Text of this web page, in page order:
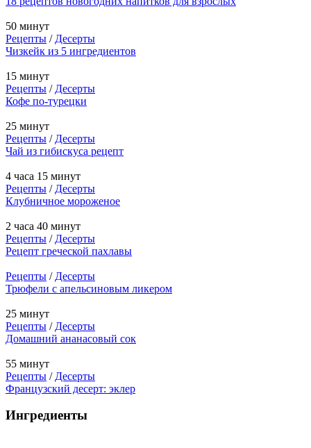
50 минут
Рецепты / Десерты
Чизкейк из 5 ингредиентов
15 минут
Рецепты / Десерты
Кофе по-турецки
25 минут
Рецепты / Десерты
Чай из гибискуса рецепт
4 часа 15 минут
Рецепты / Десерты
Клубничное мороженое
2 часа 40 минут
Рецепты / Десерты
Рецепт греческой пахлавы
Рецепты / Десерты
Трюфели с апельсиновым ликером
25 минут
Рецепты / Десерты
Домашний ананасовый сок
55 минут
Рецепты / Десерты
Французский десерт: эклер
Ингредиенты